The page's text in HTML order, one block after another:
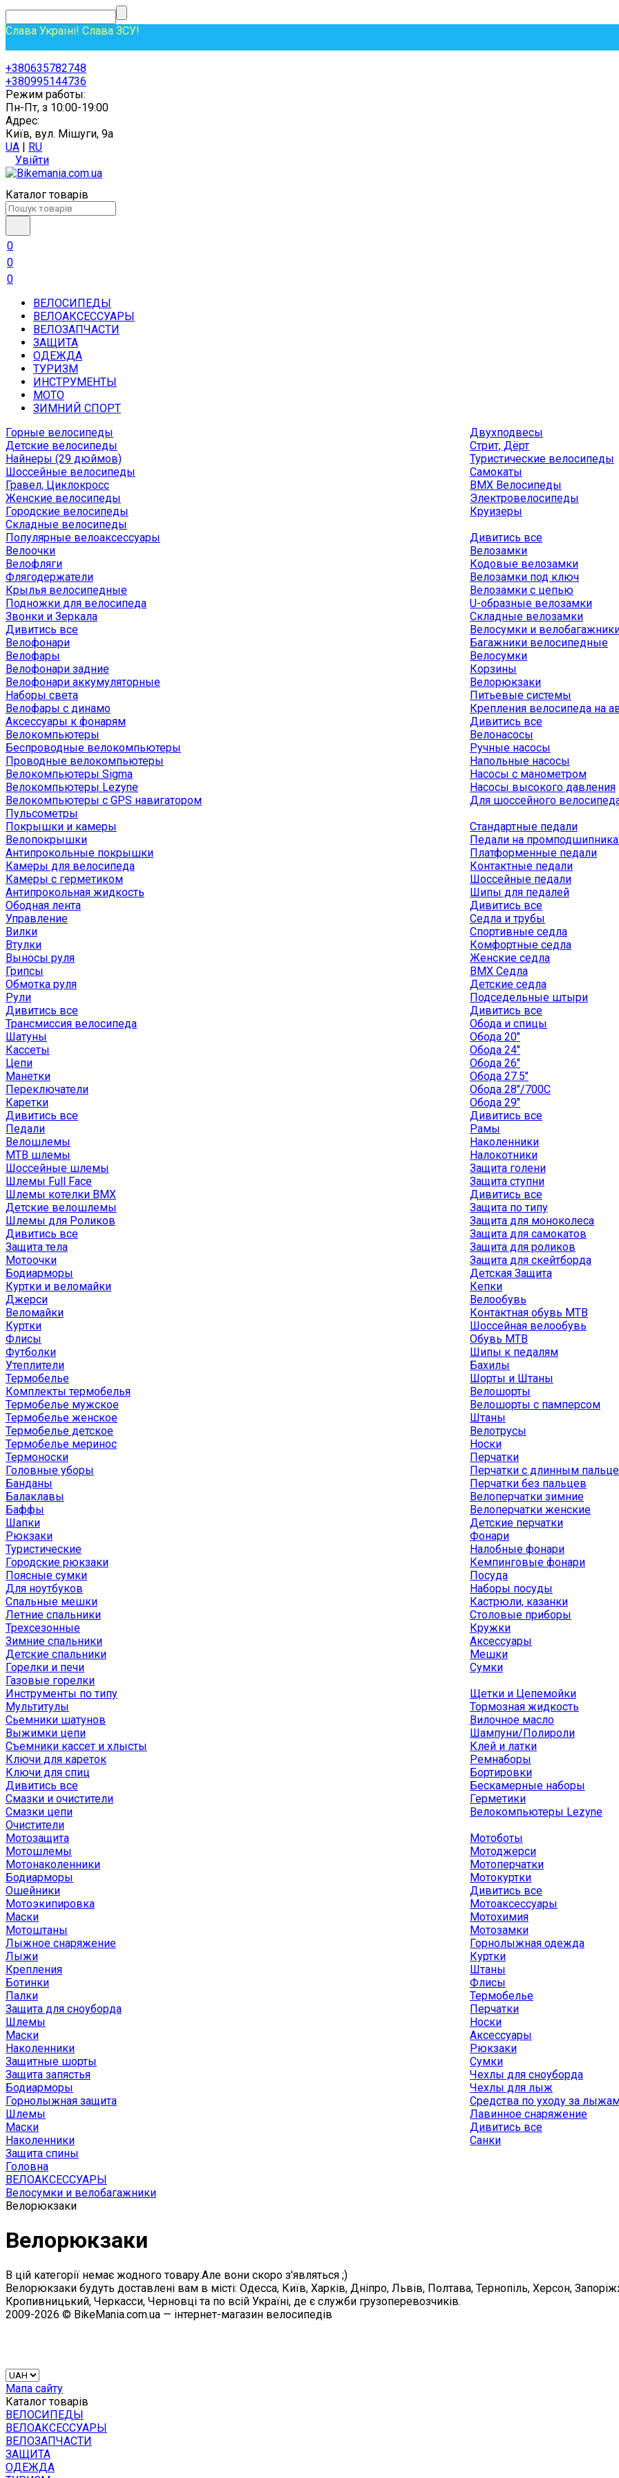
Слава Україні! Слава ЗСУ!
+380635782748
+380995144736
Режим работы:
Пн-Пт, з 10:00-19:00
Адрес:
Київ, вул. Мішуги, 9а
UA | RU
Увійти
Каталог товарів
0
0
0
ВЕЛОСИПЕДЫ
ВЕЛОАКСЕССУАРЫ
ВЕЛОЗАПЧАСТИ
ЗАЩИТА
ОДЕЖДА
ТУРИЗМ
ИНСТРУМЕНТЫ
МОТО
ЗИМНИЙ СПОРТ
Горные велосипеды
Детские велосипеды
Найнеры (29 дюймов)
Шоссейные велосипеды
Гравел, Циклокросс
Женские велосипеды
Городcкие велосипеды
Складные велосипеды
Двухподвесы
Стрит, Дёрт
Туристические велосипеды
Самокаты
BMX Велосипеды
Электровелосипеды
Круизеры
Популярные велоаксессуары
Велоочки
Велофляги
Флягодержатели
Крылья велосипедные
Подножки для велосипеда
Звонки и Зеркала
Дивитись все
Велофонари
Велофары
Велофонари задние
Велофонари аккумуляторные
Наборы света
Велофары с динамо
Аксессуары к фонарям
Велокомпьютеры
Беспроводные велокомпьютеры
Проводные велокомпьютеры
Велокомпьютеры Sigma
Велокомпьютеры Lezyne
Велокомпьютеры с GPS навигатором
Пульсометры
Дивитись все
Велозамки
Кодовые велозамки
Велозамки под ключ
Велозамки с цепью
U-образные велозамки
Складные велозамки
Велосумки и
Багажники велосипедные
Велосумки
Корзины
Велорюкзаки
Питьевые системы
Крепления велосипеда на
Дивитись все
Велонасосы
Ручные насосы
Напольные насосы
Насосы с манометром
Насосы высокого давления
Для шоссейного
Покрышки и камеры
Велопокрышки
Антипрокольные покрышки
Камеры для велосипеда
Камеры с герметиком
Антипрокольная жидкость
Ободная лента
Управление
Вилки
Втулки
Выносы руля
Грипсы
Обмотка руля
Рули
Дивитись все
Трансмиссия велосипеда
Шатуны
Кассеты
Цепи
Манетки
Переключатели
Каретки
Дивитись все
Педали
Стандартные педали
Педали на
Платформенные педали
Контактные педали
Шоссейные педали
Шипы для педалей
Дивитись все
Седла и трубы
Спортивные седла
Комфортные седла
Женские седла
BMX Седла
Детские седла
Подседельные штыри
Дивитись все
Обода и спицы
Обода 20"
Обода 24"
Обода 26"
Обода 27.5"
Обода 28"/700C
Обода 29"
Дивитись все
Рамы
Велошлемы
MTB шлемы
Шоссейные шлемы
Шлемы Full Face
Шлемы котелки BMX
Детские велошлемы
Шлемы для Роликов
Дивитись все
Защита тела
Мотоочки
Бодиарморы
Наколенники
Налокотники
Защита голени
Защита ступни
Дивитись все
Защита по типу
Защита для моноколеса
Защита для самокатов
Защита для роликов
Защита для скейтборда
Детская Защита
Куртки и веломайки
Джерси
Веломайки
Куртки
Флисы
Футболки
Утеплители
Термобелье
Комплекты термобелья
Термобелье мужское
Термобелье женское
Термобелье детское
Термобелье меринос
Термоноски
Головные уборы
Банданы
Балаклавы
Баффы
Шапки
Кепки
Велообувь
Контактная обувь MTB
Шоссейная велообувь
Обувь MTB
Шипы к педалям
Бахилы
Шорты и Штаны
Велошорты
Велошорты с памперсом
Штаны
Велотрусы
Носки
Перчатки
Перчатки с длинным
Перчатки без пальцев
Велоперчатки зимние
Велоперчатки женские
Детские перчатки
Рюкзаки
Туристические
Городские рюкзаки
Поясные сумки
Для ноутбуков
Спальные мешки
Летние спальники
Трехсезонные
Зимние спальники
Детские спальники
Горелки и печи
Газовые горелки
Фонари
Налобные фонари
Кемпинговые фонари
Посуда
Наборы посуды
Кастрюли, казанки
Столовые приборы
Кружки
Аксессуары
Мешки
Сумки
Инструменты по типу
Мультитулы
Сьемники шатунов
Выжимки цепи
Съемники кассет и хлысты
Ключи для кареток
Ключи для спиц
Дивитись все
Смазки и очистители
Смазки цепи
Очистители
Щетки и Цепемойки
Тормозная жидкость
Вилочное масло
Шампуни/Полироли
Клей и латки
Ремнаборы
Бортировки
Бескамерные наборы
Герметики
Велокомпьютеры Lezyne
Мотозащита
Мотошлемы
Мотонаколенники
Бодиарморы
Ошейники
Мотоэкипировка
Маски
Мотоштаны
Мотоботы
Мотоджерси
Мотоперчатки
Мотокуртки
Дивитись все
Мотоаксессуары
Мотохимия
Мотозамки
Лыжное снаряжение
Лыжи
Крепления
Ботинки
Палки
Защита для сноуборда
Шлемы
Маски
Наколенники
Защитные шорты
Защита запястья
Бодиарморы
Горнолыжная защита
Шлемы
Маски
Наколенники
Защита спины
Горнолыжная одежда
Куртки
Штаны
Флисы
Термобелье
Перчатки
Носки
Аксессуары
Рюкзаки
Сумки
Чехлы для сноуборда
Чехлы для лыж
Средства по уходу за
Лавинное снаряжение
Дивитись все
Санки
Головна
ВЕЛОАКСЕССУАРЫ
Велосумки и велобагажники
Велорюкзаки
Велорюкзаки
В цій категорії немає жодного товару.Але вони скоро з'являться ;)
Велорюкзаки будуть доставлені вам в місті: Одесса, Київ, Харків, Дніпро, Львів, Полтава, Тернопіль, Херсон,
Кропивницький, Черкасси, Черновці та по всій Україні, де є служби грузоперевозчиків.
2009-2026 © BikeMania.com.ua — інтернет-магазин велосипедів
Мапа сайту
Каталог товарів
ВЕЛОСИПЕДЫ
ВЕЛОАКСЕССУАРЫ
ВЕЛОЗАПЧАСТИ
ЗАЩИТА
ОДЕЖДА